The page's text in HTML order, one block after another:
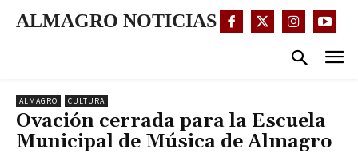
ALMAGRO NOTICIAS
ALMAGRO CULTURA
Ovación cerrada para la Escuela
Municipal de Música de Almagro